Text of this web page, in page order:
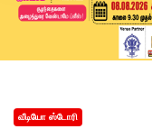
வீடியோ ஸ்டோரி